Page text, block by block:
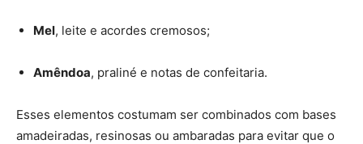
Mel, leite e acordes cremosos;
Amêndoa, praliné e notas de confeitaria.
Esses elementos costumam ser combinados com bases
amadeiradas, resinosas ou ambaradas para evitar que o